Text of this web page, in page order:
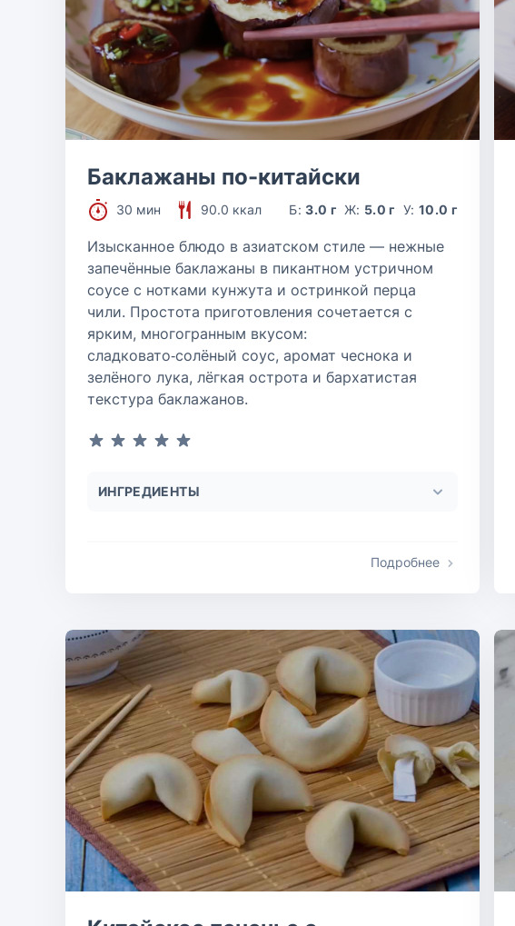
Баклажаны по-китайски
30 мин 90.0 ккал Б:3.0 г Ж: 5.0 г У: 10.0 г
Изысканное блюдо в азиатском стиле — нежные
запечённые баклажаны в пикантном устричном
соусе с нотками кунжута и остринкой перца
чили. Простота приготовления сочетается с
ярким, многогранным вкусом:
сладковато‑солёный соус, аромат чеснока и
зелёного лука, лёгкая острота и бархатистая
текстура баклажанов.
ИНГРЕДИЕНТЫ
Подробнее